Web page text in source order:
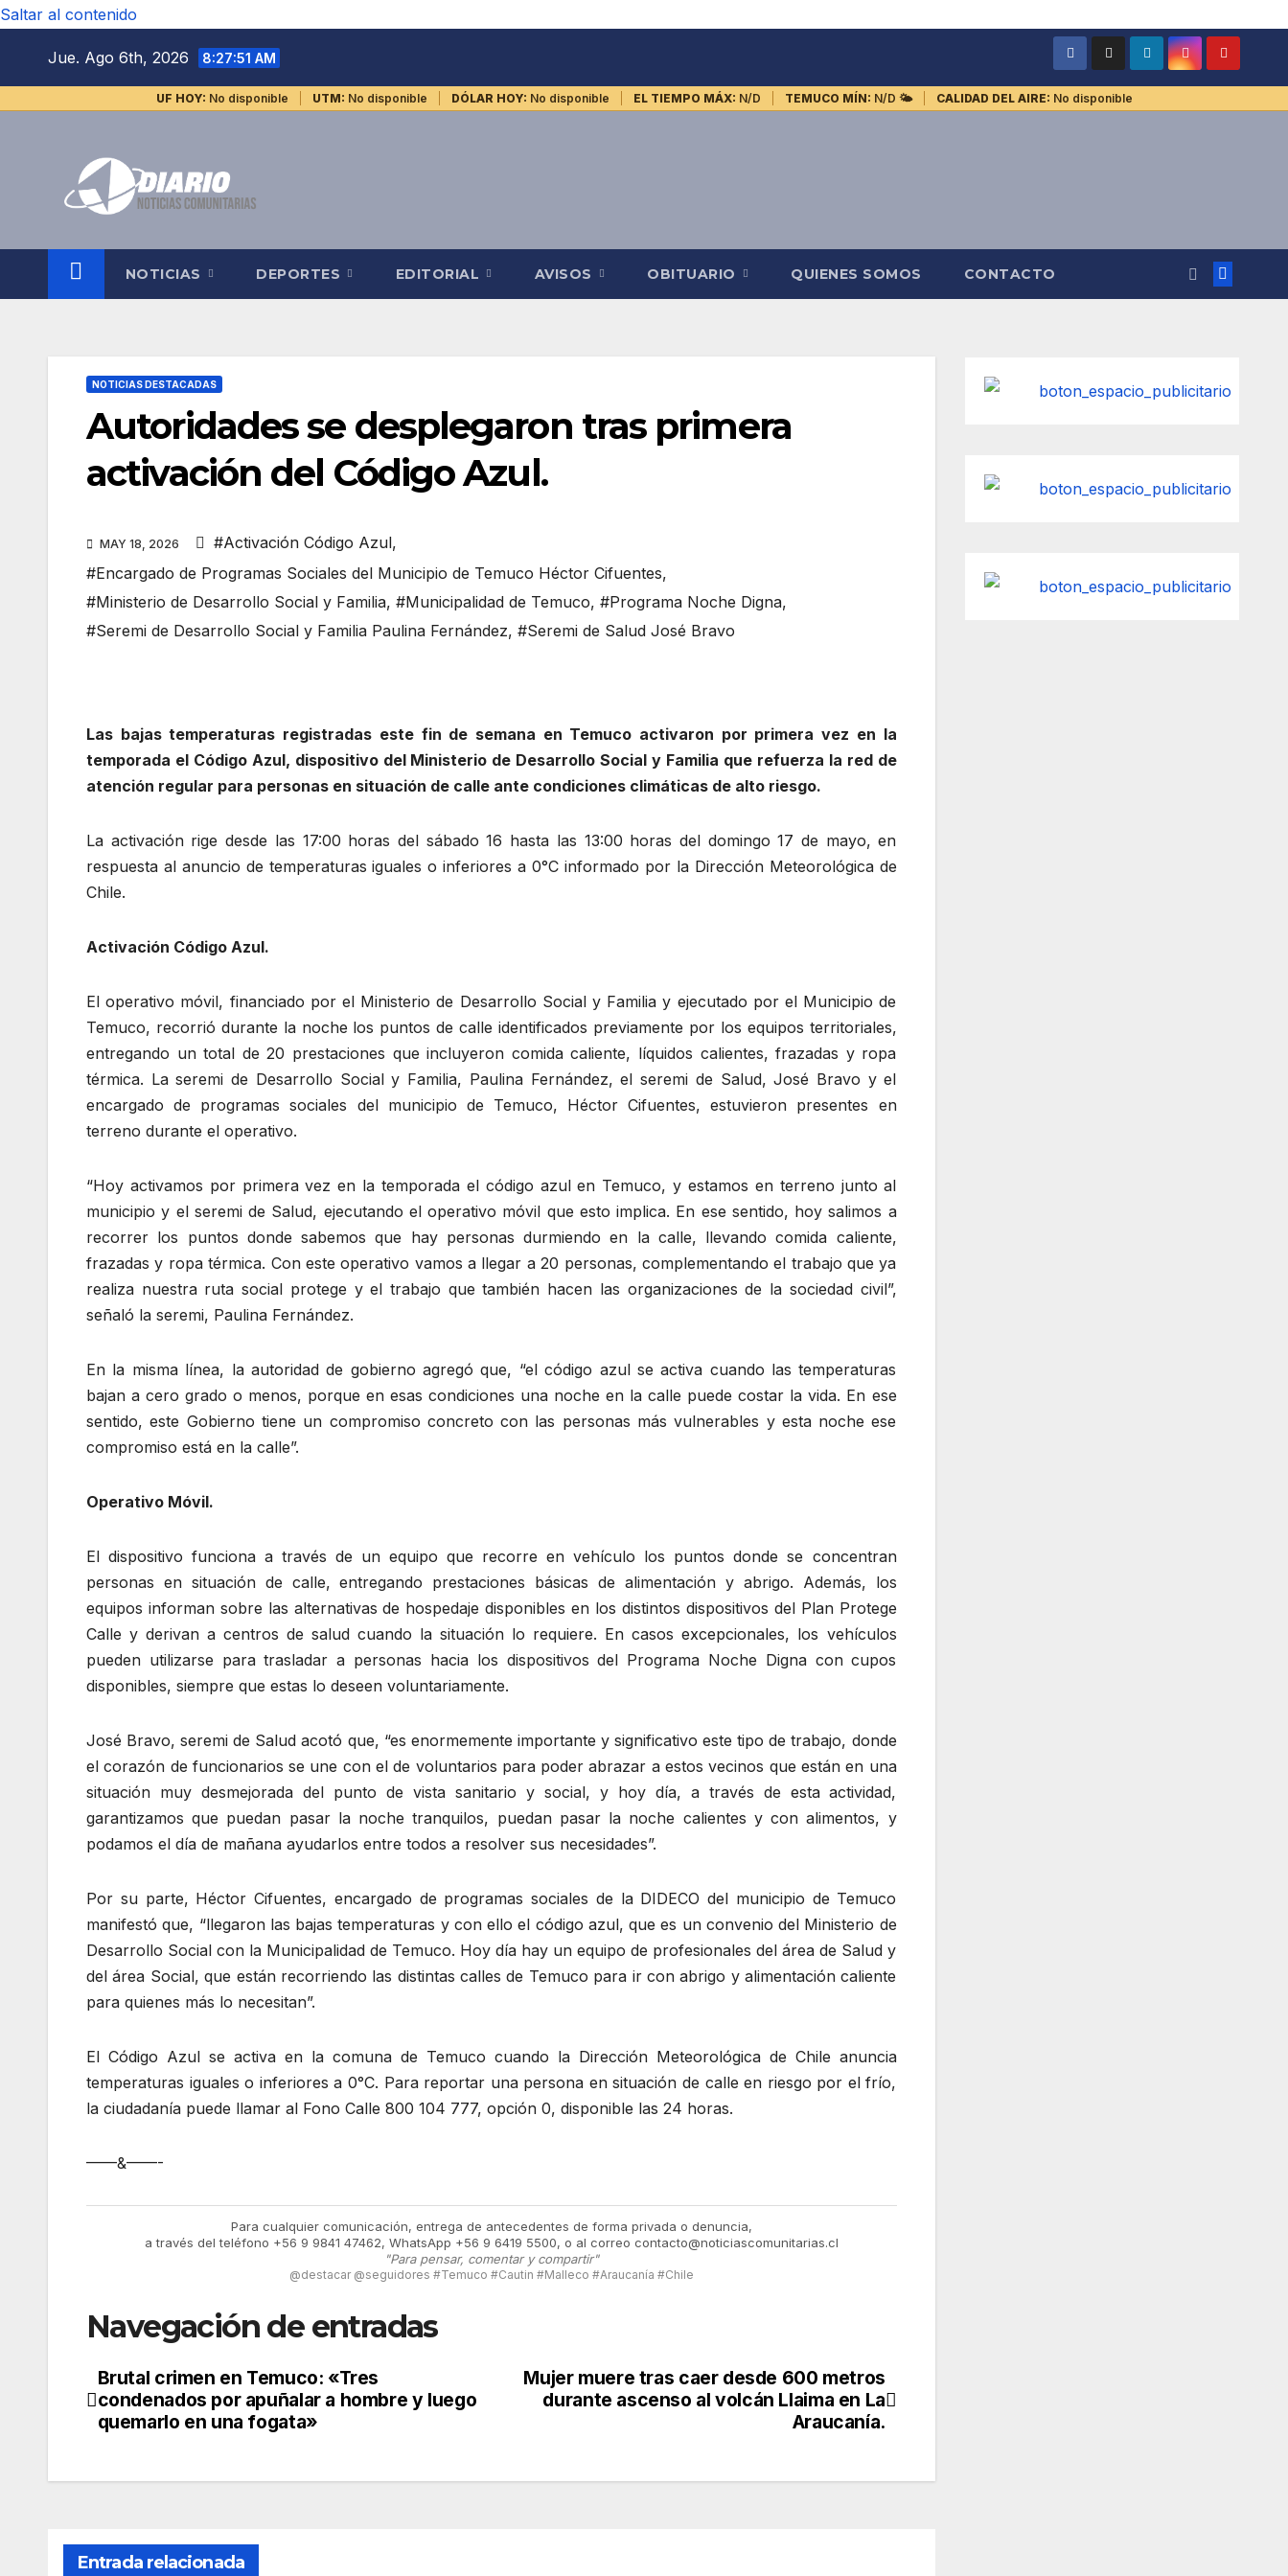
Saltar al contenido
Jue. Ago 6th, 2026 8:27:52 AM
UF HOY: No disponible UTM: No disponible DÓLAR HOY: No disponible EL TIEMPO MÁX: N/D TEMUCO MÍN: N/D 🌤️ CALIDAD DEL AIRE: No disponible
NOTICIAS DEPORTES EDITORIAL AVISOS OBITUARIO QUIENES SOMOS CONTACTO
NOTICIAS DESTACADAS
Autoridades se desplegaron tras primera
activación del Código Azul.
MAY 18, 2026 #Activación Código Azul,
#Encargado de Programas Sociales del Municipio de Temuco Héctor Cifuentes,
#Ministerio de Desarrollo Social y Familia, #Municipalidad de Temuco, #Programa Noche Digna,
#Seremi de Desarrollo Social y Familia Paulina Fernández, #Seremi de Salud José Bravo
Las bajas temperaturas registradas este fin de semana en Temuco activaron por primera vez en la
temporada el Código Azul, dispositivo del Ministerio de Desarrollo Social y Familia que refuerza la red de
atención regular para personas en situación de calle ante condiciones climáticas de alto riesgo.
La activación rige desde las 17:00 horas del sábado 16 hasta las 13:00 horas del domingo 17 de mayo, en
respuesta al anuncio de temperaturas iguales o inferiores a 0°C informado por la Dirección Meteorológica de
Chile.
Activación Código Azul.
El operativo móvil, financiado por el Ministerio de Desarrollo Social y Familia y ejecutado por el Municipio de
Temuco, recorrió durante la noche los puntos de calle identificados previamente por los equipos territoriales,
entregando un total de 20 prestaciones que incluyeron comida caliente, líquidos calientes, frazadas y ropa
térmica. La seremi de Desarrollo Social y Familia, Paulina Fernández, el seremi de Salud, José Bravo y el
encargado de programas sociales del municipio de Temuco, Héctor Cifuentes, estuvieron presentes en
terreno durante el operativo.
“Hoy activamos por primera vez en la temporada el código azul en Temuco, y estamos en terreno junto al
municipio y el seremi de Salud, ejecutando el operativo móvil que esto implica. En ese sentido, hoy salimos a
recorrer los puntos donde sabemos que hay personas durmiendo en la calle, llevando comida caliente,
frazadas y ropa térmica. Con este operativo vamos a llegar a 20 personas, complementando el trabajo que ya
realiza nuestra ruta social protege y el trabajo que también hacen las organizaciones de la sociedad civil”,
señaló la seremi, Paulina Fernández.
En la misma línea, la autoridad de gobierno agregó que, “el código azul se activa cuando las temperaturas
bajan a cero grado o menos, porque en esas condiciones una noche en la calle puede costar la vida. En ese
sentido, este Gobierno tiene un compromiso concreto con las personas más vulnerables y esta noche ese
compromiso está en la calle”.
Operativo Móvil.
El dispositivo funciona a través de un equipo que recorre en vehículo los puntos donde se concentran
personas en situación de calle, entregando prestaciones básicas de alimentación y abrigo. Además, los
equipos informan sobre las alternativas de hospedaje disponibles en los distintos dispositivos del Plan Protege
Calle y derivan a centros de salud cuando la situación lo requiere. En casos excepcionales, los vehículos
pueden utilizarse para trasladar a personas hacia los dispositivos del Programa Noche Digna con cupos
disponibles, siempre que estas lo deseen voluntariamente.
José Bravo, seremi de Salud acotó que, “es enormemente importante y significativo este tipo de trabajo, donde
el corazón de funcionarios se une con el de voluntarios para poder abrazar a estos vecinos que están en una
situación muy desmejorada del punto de vista sanitario y social, y hoy día, a través de esta actividad,
garantizamos que puedan pasar la noche tranquilos, puedan pasar la noche calientes y con alimentos, y
podamos el día de mañana ayudarlos entre todos a resolver sus necesidades”.
Por su parte, Héctor Cifuentes, encargado de programas sociales de la DIDECO del municipio de Temuco
manifestó que, “llegaron las bajas temperaturas y con ello el código azul, que es un convenio del Ministerio de
Desarrollo Social con la Municipalidad de Temuco. Hoy día hay un equipo de profesionales del área de Salud y
del área Social, que están recorriendo las distintas calles de Temuco para ir con abrigo y alimentación caliente
para quienes más lo necesitan”.
El Código Azul se activa en la comuna de Temuco cuando la Dirección Meteorológica de Chile anuncia
temperaturas iguales o inferiores a 0°C. Para reportar una persona en situación de calle en riesgo por el frío,
la ciudadanía puede llamar al Fono Calle 800 104 777, opción 0, disponible las 24 horas.
——&——-
Para cualquier comunicación, entrega de antecedentes de forma privada o denuncia,
a través del teléfono +56 9 9841 47462, WhatsApp +56 9 6419 5500, o al correo contacto@noticiascomunitarias.cl
"Para pensar, comentar y compartir"
@destacar @seguidores #Temuco #Cautin #Malleco #Araucanía #Chile
Navegación de entradas
Mujer muere tras caer desde 600 metros
durante ascenso al volcán Llaima en La
Araucanía.
Brutal crimen en Temuco: «Tres
condenados por apuñalar a hombre y luego
quemarlo en una fogata»
Entrada relacionada